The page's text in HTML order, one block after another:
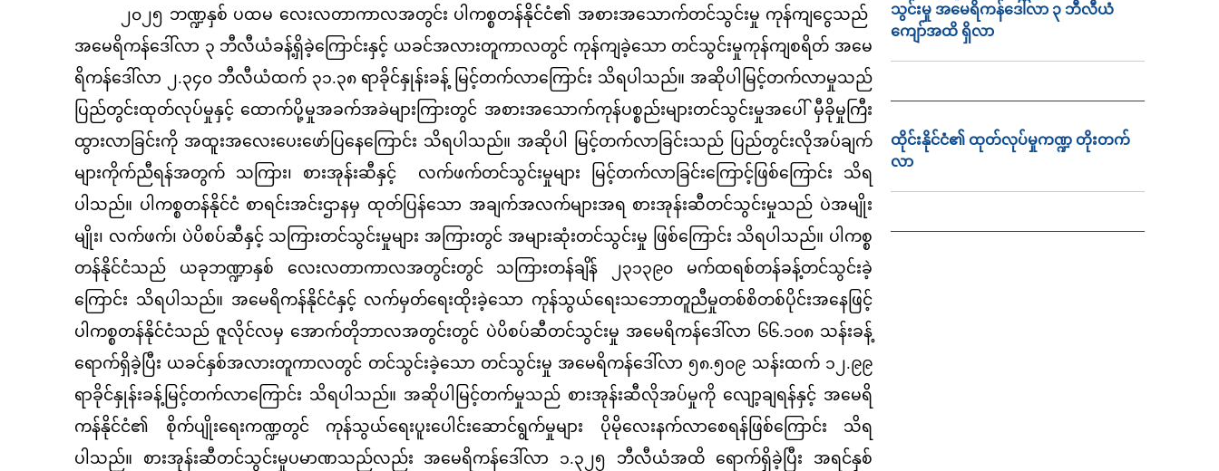
၂၀၂၅ ဘဏ္ဍနှစ် ပထမ လေးလတာကာလအတွင်း ပါကစ္စတန်နိုင်ငံ၏ အစားအသောက်တင်သွင်းမှု ကုန်ကျငွေသည်
အမေရိကန်ဒေါ်လာ ၃ ဘီလီယံခန့်ရှိခဲ့ကြောင်းနှင့် ယခင်အလားတူကာလတွင် ကုန်ကျခဲ့သော တင်သွင်းမှုကုန်ကျစရိတ် အမေ
ရိကန်ဒေါ်လာ ၂.၃၄၀ ဘီလီယံထက် ၃၁.၃၈ ရာခိုင်နှုန်းခန့် မြင့်တက်လာကြောင်း သိရပါသည်။ အဆိုပါမြင့်တက်လာမှုသည်
ပြည်တွင်းထုတ်လုပ်မှုနှင့် ထောက်ပို့မှုအခက်အခဲများကြားတွင် အစားအသောက်ကုန်ပစ္စည်းများတင်သွင်းမှုအပေါ် မှီခိုမှုကြီး
ထွားလာခြင်းကို အထူးအလေးပေးဖော်ပြနေကြောင်း သိရပါသည်။ အဆိုပါ မြင့်တက်လာခြင်းသည် ပြည်တွင်းလိုအပ်ချက်
များကိုက်ညီရန်အတွက် သကြား၊ စားအုန်းဆီနှင့် လက်ဖက်တင်သွင်းမှုများ မြင့်တက်လာခြင်းကြောင့်ဖြစ်ကြောင်း သိရ
ပါသည်။ ပါကစ္စတန်နိုင်ငံ စာရင်းအင်းဌာနမှ ထုတ်ပြန်သော အချက်အလက်များအရ စားအုန်းဆီတင်သွင်းမှုသည် ပဲအမျိုး
မျိုး၊ လက်ဖက်၊ ပဲပိစပ်ဆီနှင့် သကြားတင်သွင်းမှုများ အကြားတွင် အများဆုံးတင်သွင်းမှု ဖြစ်ကြောင်း သိရပါသည်။ ပါကစ္စ
တန်နိုင်ငံသည် ယခုဘဏ္ဍာနှစ် လေးလတာကာလအတွင်းတွင် သကြားတန်ချိန် ၂၃၁၃၉၀ မက်ထရစ်တန်ခန့်တင်သွင်းခဲ့
ကြောင်း သိရပါသည်။ အမေရိကန်နိုင်ငံနှင့် လက်မှတ်ရေးထိုးခဲ့သော ကုန်သွယ်ရေးသဘောတူညီမှုတစ်စိတစ်ပိုင်းအနေဖြင့်
ပါကစ္စတန်နိုင်ငံသည် ဇူလိုင်လမှ အောက်တိုဘာလအတွင်းတွင် ပဲပိစပ်ဆီတင်သွင်းမှု အမေရိကန်ဒေါ်လာ ၆၆.၁၀၈ သန်းခန့်
ရောက်ရှိခဲ့ပြီး ယခင်နှစ်အလားတူကာလတွင် တင်သွင်းခဲ့သော တင်သွင်းမှု အမေရိကန်ဒေါ်လာ ၅၈.၅၀၉ သန်းထက် ၁၂.၉၉
ရာခိုင်နှုန်းခန့်မြင့်တက်လာကြောင်း သိရပါသည်။ အဆိုပါမြင့်တက်မှုသည် စားအုန်းဆီလိုအပ်မှုကို လျော့ချရန်နှင့် အမေရိ
ကန်နိုင်ငံ၏ စိုက်ပျိုးရေးကဏ္ဍတွင် ကုန်သွယ်ရေးပူးပေါင်းဆောင်ရွက်မှုများ ပိုမိုလေးနက်လာစေရန်ဖြစ်ကြောင်း သိရ
ပါသည်။ စားအုန်းဆီတင်သွင်းမှုပမာဏသည်လည်း အမေရိကန်ဒေါ်လာ ၁.၃၂၅ ဘီလီယံအထိ ရောက်ရှိခဲ့ပြီး အရင်နှစ်
သွင်းမှု အမေရိကန်ဒေါ်လာ ၃ ဘီလီယံ
ကျော်အထိ ရှိလာ
ထိုင်းနိုင်ငံ၏ ထုတ်လုပ်မှုကဏ္ဍ တိုးတက်
လာ